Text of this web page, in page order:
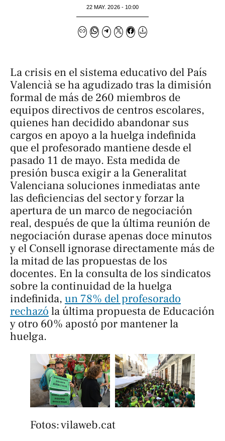
22 MAY. 2026 - 10:00
La crisis en el sistema educativo del País
Valencià se ha agudizado tras la dimisión
formal de más de 260 miembros de
equipos directivos de centros escolares,
quienes han decidido abandonar sus
cargos en apoyo a la huelga indefinida
que el profesorado mantiene desde el
pasado 11 de mayo. Esta medida de
presión busca exigir a la Generalitat
Valenciana soluciones inmediatas ante
las deficiencias del sector y forzar la
apertura de un marco de negociación
real, después de que la última reunión de
negociación durase apenas doce minutos
y el Consell ignorase directamente más de
la mitad de las propuestas de los
docentes. En la consulta de los sindicatos
sobre la continuidad de la huelga
indefinida, un 78% del profesorado
rechazó la última propuesta de Educación
y otro 60% apostó por mantener la
huelga.
Fotos: vilaweb.cat